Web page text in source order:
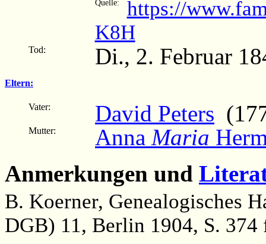
Quelle:
https://
K8H
Tod: Di., 2. Februar
Eltern:
Vater: David Peters
Mutter: Anna Maria
Anmerkungen und
B. Koerner, Genealogisches
DGB) 11, Berlin 1904, S.